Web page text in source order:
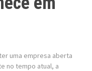
uma empresa aberta
no tempo atual, a